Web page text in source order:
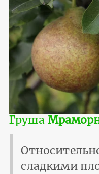
Груша
сладкими